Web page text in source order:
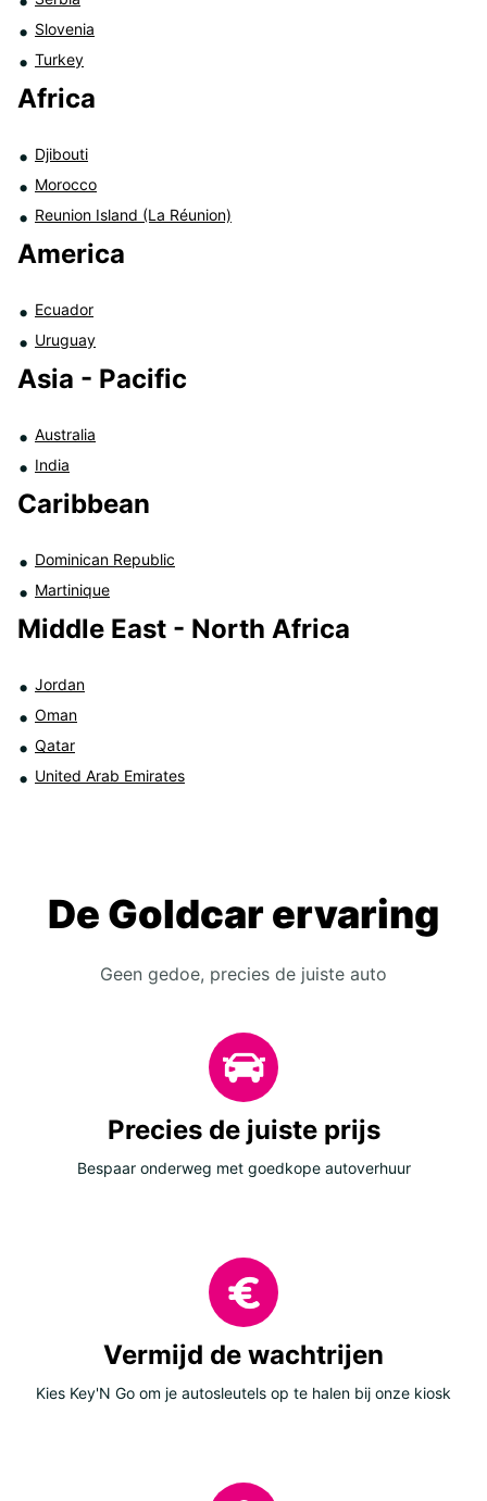
Slovenia
Turkey
Africa
Djibouti
Morocco
Reunion Island (La Réunion)
America
Ecuador
Uruguay
Asia - Pacific
Australia
India
Caribbean
Dominican Republic
Martinique
Middle East - North Africa
Jordan
Oman
Qatar
United Arab Emirates
De Goldcar ervaring
Geen gedoe, precies de juiste auto
Precies de juiste prijs
Bespaar onderweg met goedkope autoverhuur
Vermijd de wachtrijen
Kies Key'N Go om je autosleutels op te halen bij onze kiosk